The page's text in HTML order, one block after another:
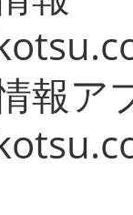
報ア